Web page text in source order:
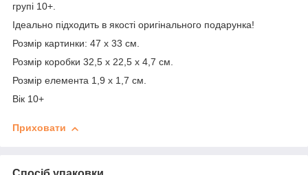
групі 10+.
Ідеально підходить в якості оригінального подарунка!
Розмір картинки: 47 х 33 см.
Розмір коробки 32,5 х 22,5 х 4,7 см.
Розмір елемента 1,9 х 1,7 см.
Вік 10+
Приховати